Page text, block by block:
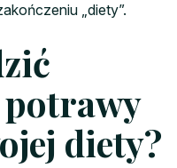
„diety”.
diety?